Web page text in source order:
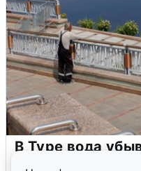
В Туре вода